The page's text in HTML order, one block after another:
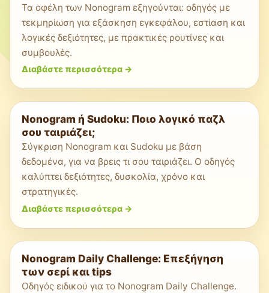
Τα οφέλη των Nonogram εξηγούνται: οδηγός με
τεκμηρίωση για εξάσκηση εγκεφάλου, εστίαση και
λογικές δεξιότητες, με πρακτικές ρουτίνες και
συμβουλές.
Διαβάστε περισσότερα ->
Nonogram ή Sudoku: Ποιο λογικό παζλ
σου ταιριάζει;
Σύγκριση Nonogram και Sudoku με βάση
δεδομένα, για να βρεις τι σου ταιριάζει. Ο οδηγός
καλύπτει δεξιότητες, δυσκολία, χρόνο και
στρατηγικές.
Διαβάστε περισσότερα ->
Nonogram Daily Challenge: Επεξήγηση
των σερί και tips
Οδηγός ειδικού για το Nonogram Daily Challenge.